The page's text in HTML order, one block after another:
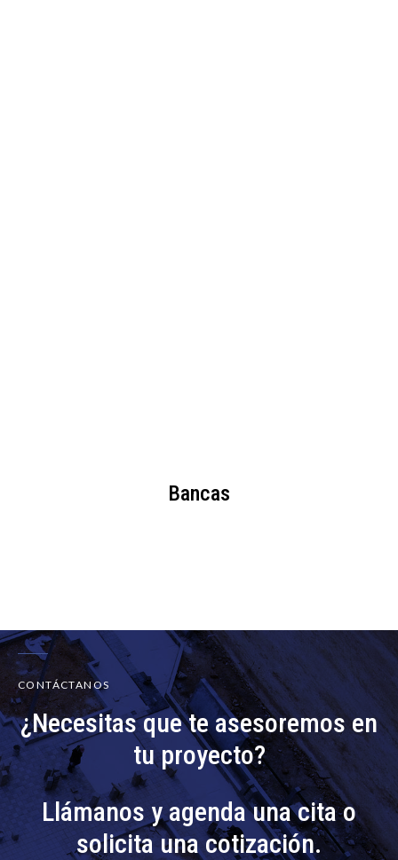
Bancas
CONTÁCTANOS
¿Necesitas que te asesoremos en
tu proyecto?
Llámanos y agenda una cita o
solicita una cotización.